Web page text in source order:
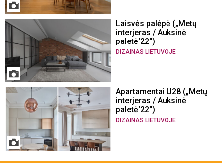
Laisvės palėpė („Metų
interjeras / Auksinė
paletė‘22“)
DIZAINAS LIETUVOJE
Apartamentai U28 („Metų
interjeras / Auksinė
paletė‘22“)
DIZAINAS LIETUVOJE